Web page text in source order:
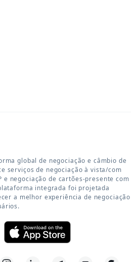
global de negociação e câmbio de
serviços de negociação à vista/com
e negociação de cartões-presente com
integrada foi projetada
a melhor experiência de negociação